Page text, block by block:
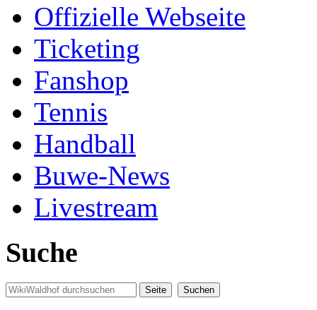
Offizielle Webseite
Ticketing
Fanshop
Tennis
Handball
Buwe-News
Livestream
Suche